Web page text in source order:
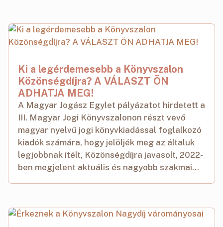
Ki a legérdemesebb a Könyvszalon
Közönségdíjra? A VÁLASZT ÖN
ADHATJA MEG!
A Magyar Jogász Egylet pályázatot hirdetett a
III. Magyar Jogi Könyvszalonon részt vevő
magyar nyelvű jogi könyvkiadással foglalkozó
kiadók számára, hogy jelöljék meg az általuk
legjobbnak ítélt, Közönségdíjra javasolt, 2022-
ben megjelent aktuális és nagyobb szakmai...